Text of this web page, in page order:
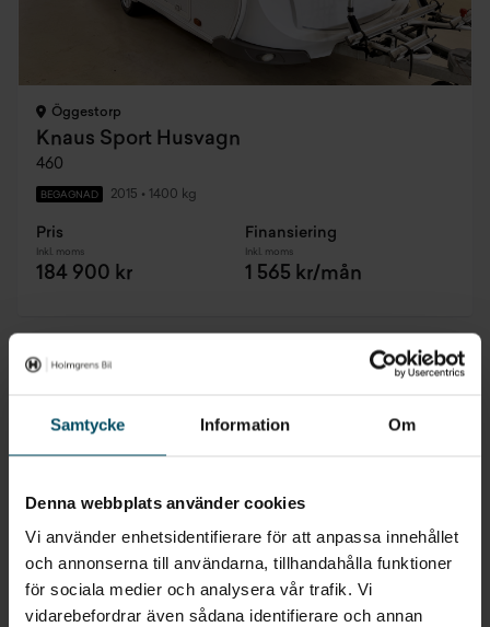
Samtycke Information Om
Denna webbplats använder cookies
Vi använder enhetsidentifierare för att anpassa innehållet
och annonserna till användarna, tillhandahålla funktioner
för sociala medier och analysera vår trafik. Vi
vidarebefordrar även sådana identifierare och annan
Öggestorp
Knaus Sport Husvagn
460
BEGAGNAD 2015 • 1400 kg
Pris
Inkl. moms
184 900 kr
Finansiering
Inkl. moms
1 565 kr/mån